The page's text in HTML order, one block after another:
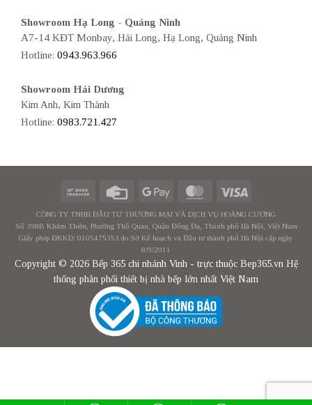
Showroom Hạ Long - Quảng Ninh
A7-14 KĐT Monbay, Hải Long, Hạ Long, Quảng Ninh
Hotline: 0943.963.966
Showroom Hải Dương
Kim Anh, Kim Thành
Hotline: 0983.721.427
CÔNG TY TNHH ĐẦU TƯ THƯƠNG MẠI VÀ DỊCH VỤ HOÀNG CƯƠNG
Số 398B Khâm Thiên, Phường Thổ Quan, Quận Đống Đa, Thành phố Hà Nội, Việt Nam
Giấy phép ĐKKD: 0105475353 do Sở Kế hoạch và Đầu tư thành phố Hà Nội cấp ngày
8/9/2011
Copyright © 2026 Bếp 365 chi nhánh Vinh - trực thuộc Bep365.vn Hệ
thống phân phối thiết bị nhà bếp lớn nhất Việt Nam